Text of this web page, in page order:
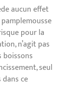
aucun effet
pour la
n’agit pas
boissons
seul
ce